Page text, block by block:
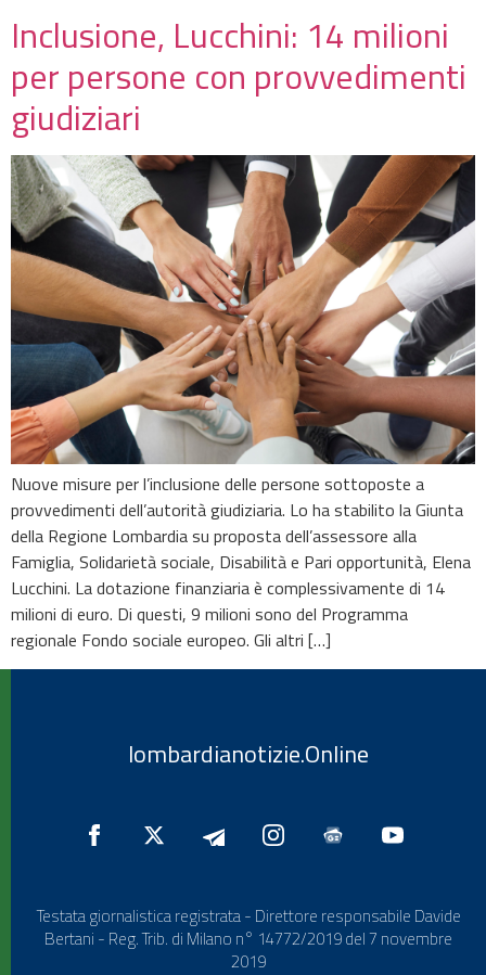
Inclusione, Lucchini: 14 milioni
per persone con provvedimenti
giudiziari
Nuove misure per l’inclusione delle persone sottoposte a
provvedimenti dell’autorità giudiziaria. Lo ha stabilito la Giunta
della Regione Lombardia su proposta dell’assessore alla
Famiglia, Solidarietà sociale, Disabilità e Pari opportunità, Elena
Lucchini. La dotazione finanziaria è complessivamente di 14
milioni di euro. Di questi, 9 milioni sono del Programma
regionale Fondo sociale europeo. Gli altri […]
lombardianotizie.Online
Testata giornalistica registrata - Direttore responsabile Davide
Bertani - Reg. Trib. di Milano n° 14772/2019 del 7 novembre
2019